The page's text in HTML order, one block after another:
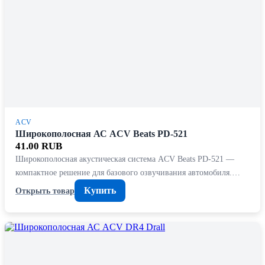
ACV
Широкополосная АС ACV Beats PD-521
41.00 RUB
Широкополосная акустическая система ACV Beats PD-521 —
компактное решение для базового озвучивания автомобиля.…
Открыть товар
Купить